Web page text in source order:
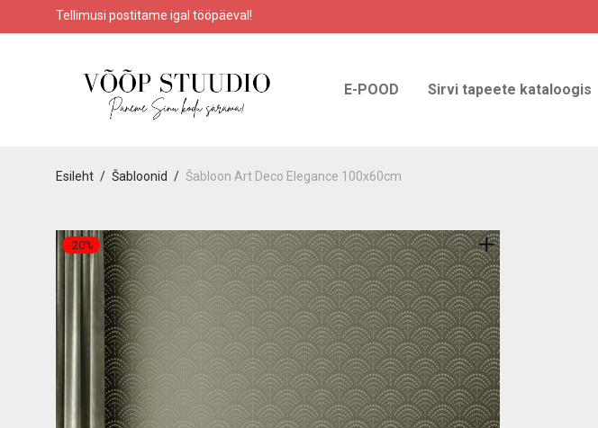
Tellimusi postitame igal tööpäeval!
E-POOD Sirvi tapeete kataloogis
Esileht / Šabloonid / Šabloon Art Deco Elegance 100x60cm
-20%